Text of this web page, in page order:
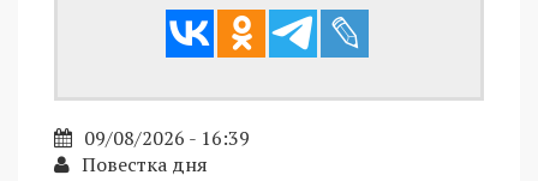
09/08/2026 - 16:39
Повестка дня